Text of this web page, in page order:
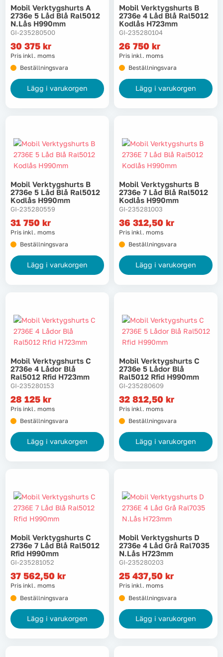
Svets
Tryckluft
Trädgård & utemiljö
Tvätt
Hem Kampanjer
Om oss Kontakta oss
Mobil Verktygshurts A
2736e 5 Låd Blå Ral5012
N.lås H990mm
GI-235280500
30 375 kr
Pris inkl. moms
Beställningsvara
Lägg i varukorgen
Mobil Verktygshurts B
2736e 4 Låd Blå Ral5012
Kodlås H723mm
GI-235280104
26 750 kr
Pris inkl. moms
Beställningsvara
Lägg i varukorgen
Mobil Verktygshurts B
2736e 5 Låd Blå Ral5012
Kodlås H990mm
GI-235280559
31 750 kr
Pris inkl. moms
Beställningsvara
Lägg i varukorgen
Mobil Verktygshurts B
2736e 7 Låd Blå Ral5012
Kodlås H990mm
GI-235281003
36 312,50 kr
Pris inkl. moms
Beställningsvara
Lägg i varukorgen
Mobil Verktygshurts C
2736e 4 Lådor Blå
Ral5012 Rfid H723mm
GI-235280153
28 125 kr
Pris inkl. moms
Beställningsvara
Lägg i varukorgen
Mobil Verktygshurts C
2736e 5 Lådor Blå
Ral5012 Rfid H990mm
GI-235280609
32 812,50 kr
Pris inkl. moms
Beställningsvara
Lägg i varukorgen
Mobil Verktygshurts C
2736e 7 Låd Blå Ral5012
Rfid H990mm
GI-235281052
37 562,50 kr
Pris inkl. moms
Beställningsvara
Lägg i varukorgen
Mobil Verktygshurts D
2736e 4 Låd Grå Ral7035
N.lås H723mm
GI-235280203
25 437,50 kr
Pris inkl. moms
Beställningsvara
Lägg i varukorgen